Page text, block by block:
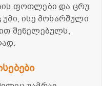
ფოთლები და ცრუ
ისე მოხარშული
შენელებულს,